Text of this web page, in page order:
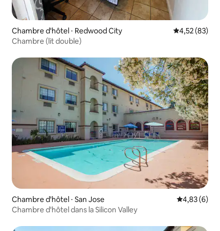
Chambre d'hôtel ⋅ Redwood City Évaluation
4,52 (83)
Chambre (lit double)
Chambre d'hôtel ⋅ San Jose Évaluation
4,83 (6)
Chambre d'hôtel dans la Silicon Valley